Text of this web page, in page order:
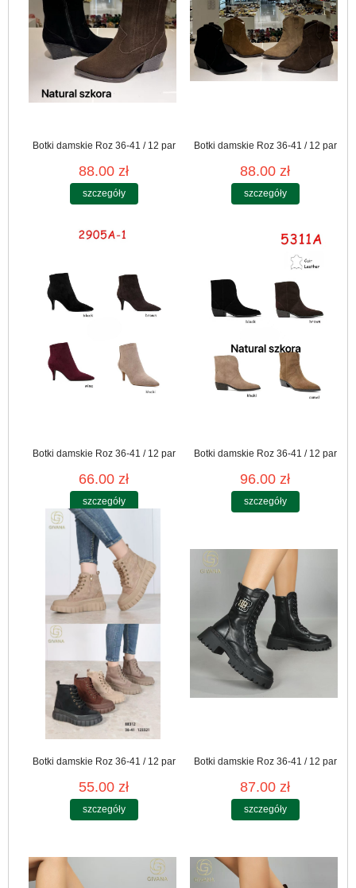
Botki damskie Roz 36-41 / 12 par
88.00 zł
szczegóły
Botki damskie Roz 36-41 / 12 par
88.00 zł
szczegóły
Botki damskie Roz 36-41 / 12 par
66.00 zł
szczegóły
Botki damskie Roz 36-41 / 12 par
96.00 zł
szczegóły
Botki damskie Roz 36-41 / 12 par
55.00 zł
szczegóły
Botki damskie Roz 36-41 / 12 par
87.00 zł
szczegóły